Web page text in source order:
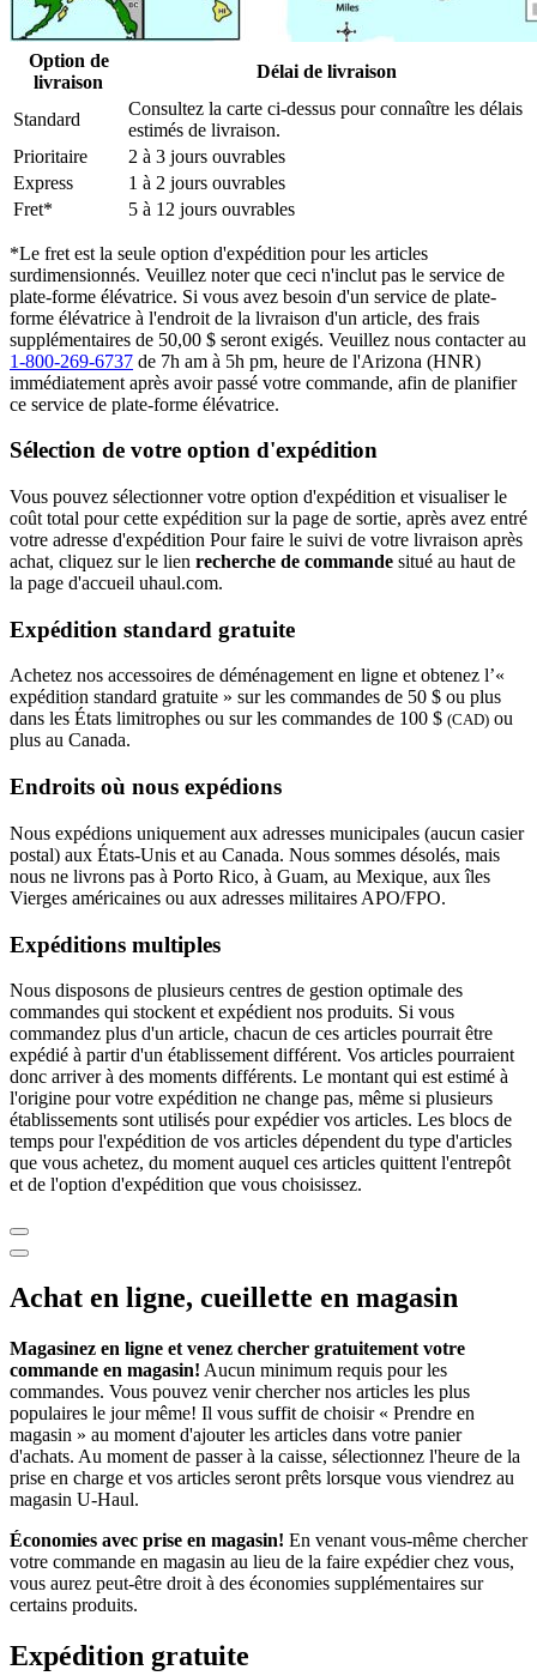
Option de
livraison
Délai de livraison
Standard
Consultez la carte ci-dessus pour connaître les délais
estimés de livraison.
Prioritaire
2 à 3 jours ouvrables
Express
1 à 2 jours ouvrables
Fret*
5 à 12 jours ouvrables
*Le fret est la seule option d'expédition pour les articles
surdimensionnés. Veuillez noter que ceci n'inclut pas le service de
plate-forme élévatrice. Si vous avez besoin d'un service de plate-
forme élévatrice à l'endroit de la livraison d'un article, des frais
supplémentaires de 50,00 $ seront exigés. Veuillez nous contacter au
1-800-269-6737 de 7h am à 5h pm, heure de l'Arizona (HNR)
immédiatement après avoir passé votre commande, afin de planifier
ce service de plate-forme élévatrice.
Sélection de votre option d'expédition
Vous pouvez sélectionner votre option d'expédition et visualiser le
coût total pour cette expédition sur la page de sortie, après avez entré
votre adresse d'expédition Pour faire le suivi de votre livraison après
achat, cliquez sur le lien recherche de commande situé au haut de
la page d'accueil uhaul.com.
Expédition standard gratuite
Achetez nos accessoires de déménagement en ligne et obtenez l’«
expédition standard gratuite » sur les commandes de 50 $ ou plus
dans les États limitrophes ou sur les commandes de 100 $ (CAD) ou
plus au Canada.
Endroits où nous expédions
Nous expédions uniquement aux adresses municipales (aucun casier
postal) aux États-Unis et au Canada. Nous sommes désolés, mais
nous ne livrons pas à Porto Rico, à Guam, au Mexique, aux îles
Vierges américaines ou aux adresses militaires APO/FPO.
Expéditions multiples
Nous disposons de plusieurs centres de gestion optimale des
commandes qui stockent et expédient nos produits. Si vous
commandez plus d'un article, chacun de ces articles pourrait être
expédié à partir d'un établissement différent. Vos articles pourraient
donc arriver à des moments différents. Le montant qui est estimé à
l'origine pour votre expédition ne change pas, même si plusieurs
établissements sont utilisés pour expédier vos articles. Les blocs de
temps pour l'expédition de vos articles dépendent du type d'articles
que vous achetez, du moment auquel ces articles quittent l'entrepôt
et de l'option d'expédition que vous choisissez.
Achat en ligne, cueillette en magasin
Magasinez en ligne et venez chercher gratuitement votre
commande en magasin! Aucun minimum requis pour les
commandes. Vous pouvez venir chercher nos articles les plus
populaires le jour même! Il vous suffit de choisir « Prendre en
magasin » au moment d'ajouter les articles dans votre panier
d'achats. Au moment de passer à la caisse, sélectionnez l'heure de la
prise en charge et vos articles seront prêts lorsque vous viendrez au
magasin U-Haul.
Économies avec prise en magasin! En venant vous-même chercher
votre commande en magasin au lieu de la faire expédier chez vous,
vous aurez peut-être droit à des économies supplémentaires sur
certains produits.
Expédition gratuite